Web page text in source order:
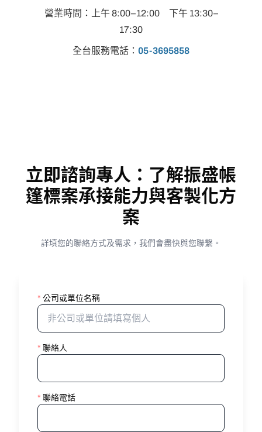
營業時間：上午 8:00–12:00 下午 13:30–
17:30
全台服務電話： 05-3695858
立即諮詢專人：了解振盛帳
篷標案承接能力與客製化方
案
詳填您的聯絡方式及需求，我們會盡快與您聯繫。
* 公司或單位名稱
* 聯絡人
* 聯絡電話